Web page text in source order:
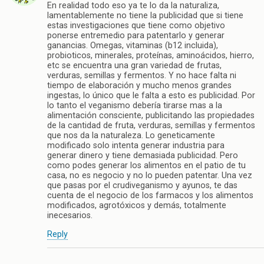
En realidad todo eso ya te lo da la naturaliza,
lamentablemente no tiene la publicidad que si tiene
estas investigaciones que tiene como objetivo
ponerse entremedio para patentarlo y generar
ganancias. Omegas, vitaminas (b12 incluida),
probioticos, minerales, proteínas, aminoácidos, hierro,
etc se encuentra una gran variedad de frutas,
verduras, semillas y fermentos. Y no hace falta ni
tiempo de elaboración y mucho menos grandes
ingestas, lo único que le falta a esto es publicidad. Por
lo tanto el veganismo debería tirarse mas a la
alimentación consciente, publicitando las propiedades
de la cantidad de fruta, verduras, semillas y fermentos
que nos da la naturaleza. Lo geneticamente
modificado solo intenta generar industria para
generar dinero y tiene demasiada publicidad. Pero
como podes generar los alimentos en el patio de tu
casa, no es negocio y no lo pueden patentar. Una vez
que pasas por el crudiveganismo y ayunos, te das
cuenta de el negocio de los farmacos y los alimentos
modificados, agrotóxicos y demás, totalmente
inecesarios.
Reply